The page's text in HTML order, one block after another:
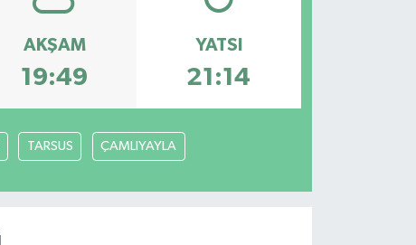
AKŞAM
19:49
YATSI
21:14
TARSUS ÇAMLIYAYLA